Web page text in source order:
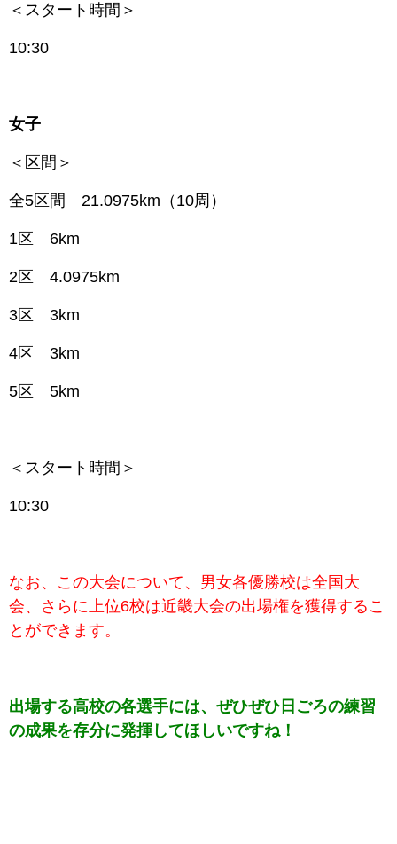
＜スタート時間＞
10:30
女子
＜区間＞
全5区間 21.0975km（10周）
1区 6km
2区 4.0975km
3区 3km
4区 3km
5区 5km
＜スタート時間＞
10:30
なお、この大会について、男女各優勝校は全国大
会、さらに上位6校は近畿大会の出場権を獲得するこ
とができます。
出場する高校の各選手には、ぜひぜひ日ごろの練習
の成果を存分に発揮してほしいですね！